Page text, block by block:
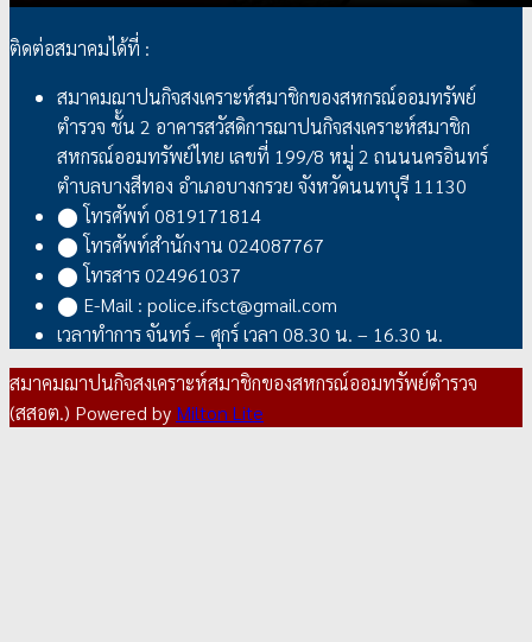
ติดต่อสมาคมได้ที่ :
สมาคมฌาปนกิจสงเคราะห์สมาชิกของสหกรณ์ออมทรัพย์
ตำรวจ ชั้น 2 อาคารสวัสดิการฌาปนกิจสงเคราะห์สมาชิก
สหกรณ์ออมทรัพย์ไทย เลขที่ 199/8 หมู่ 2 ถนนนครอินทร์
ตำบลบางสีทอง อำเภอบางกรวย จังหวัดนนทบุรี 11130
⬤ โทรศัพท์ 0819171814
⬤ โทรศัพท์สำนักงาน 024087767
⬤ โทรสาร 024961037
⬤ E-Mail : police.ifsct@gmail.com
เวลาทำการ จันทร์ – ศุกร์ เวลา 08.30 น. – 16.30 น.
สมาคมฌาปนกิจสงเคราะห์สมาชิกของสหกรณ์ออมทรัพย์ตำรวจ
(สสอต.) Powered by Milton Lite